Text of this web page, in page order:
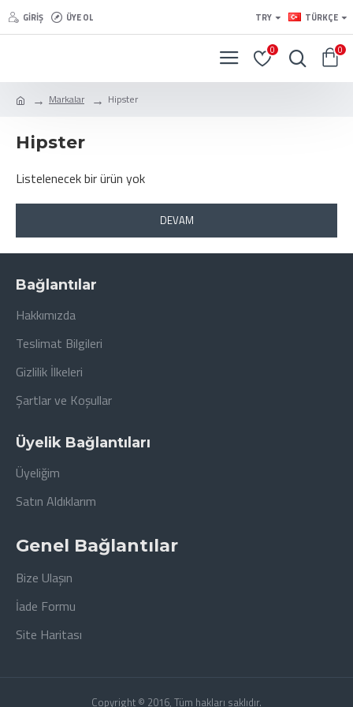
GIRIŞ ÜYE OL TRY TÜRKÇE
0 0
Markalar Hipster
Hipster
Listelenecek bir ürün yok
DEVAM
Bağlantılar
Hakkımızda
Teslimat Bilgileri
Gizlilik İlkeleri
Şartlar ve Koşullar
Üyelik Bağlantıları
Üyeliğim
Satın Aldıklarım
Genel Bağlantılar
Bize Ulaşın
İade Formu
Site Haritası
Copyright © 2016, Tüm hakları saklıdır.